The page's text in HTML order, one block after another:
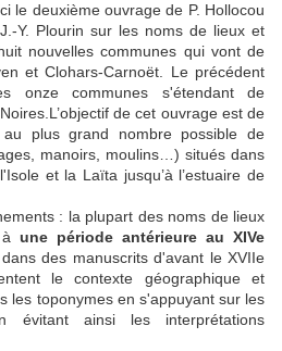
le deuxième ouvrage de P. Hollocou
Y. Plourin sur les noms de lieux et
nouvelles communes qui vont de
et Clohars-Carnoët. Le précédent
onze communes s'étendant de
de cet ouvrage est de
au plus grand nombre possible de
manoirs, moulins…) situés dans
et la Laïta jusqu’à l’estuaire de
: la plupart des noms de lieux
une période antérieure au XIVe
des manuscrits d'avant le XVIIe
le contexte géographique et
les toponymes en s'appuyant sur les
évitant ainsi les interprétations